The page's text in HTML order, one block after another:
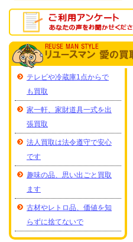
テレビや冷蔵庫1点からで
も買取
家一軒、家財道具一式を出
張買取
法人買取は法令遵守で安心
です
趣味の品、思い出ごと買取
ます
古材やレトロ品、価値を知
らずに捨てないで